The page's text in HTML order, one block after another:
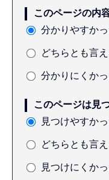
このページの内
分かりやすか
どちらとも言
分かりにくか
このページは見
見つけやすか
どちらとも言
見つけにくか